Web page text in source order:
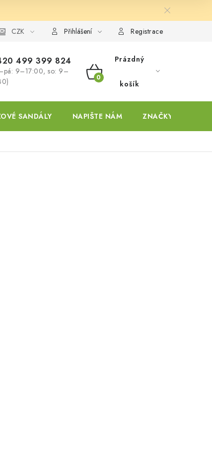
CZK Přihlášení Registrace
499 399 824
9–17:00, so: 9–
NÁKUPNÍ
KOŠÍK
Prázdný
košík
SANDÁLY NAPIŠTE NÁM ZNAČKY